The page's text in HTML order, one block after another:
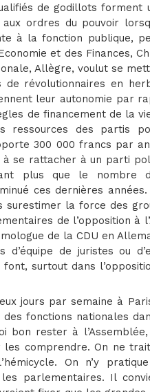
de godillots forment
ordres du pouvoir
à la fonction publique,
et des Finances,
Allègre, voulut se
révolutionnaires en
leur autonomie par
de financement de la
ressources des partis
300 000 francs par
se rattacher à un parti
plus que le nombre
ces dernières
surestimer la force des
de l’opposition à
de la CDU en
de juristes ou
surtout dans
jours par semaine à
fonctions nationales
bon rester à
comprendre. On ne
On n’y
parlementaires. Il